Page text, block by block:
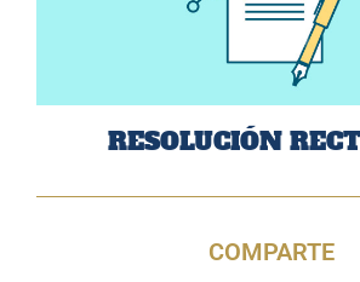
RESOLUCIÓN
COMPARTE